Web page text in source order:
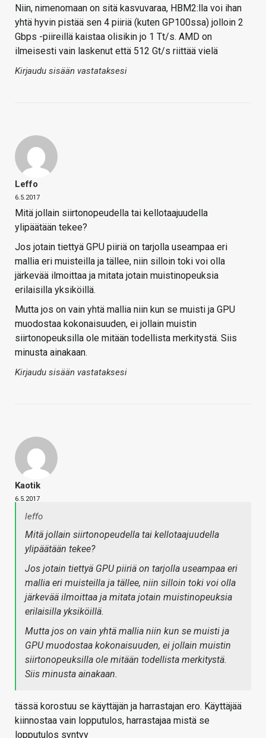
Niin, nimenomaan on sitä kasvuvaraa, HBM2:lla voi ihan
yhtä hyvin pistää sen 4 piiriä (kuten GP100ssa) jolloin 2
Gbps -piireillä kaistaa olisikin jo 1 Tt/s. AMD on
ilmeisesti vain laskenut että 512 Gt/s riittää vielä
Kirjaudu sisään vastataksesi
Leffo
6.5.2017
Mitä jollain siirtonopeudella tai kellotaajuudella
ylipäätään tekee?
Jos jotain tiettyä GPU piiriä on tarjolla useampaa eri
mallia eri muisteilla ja tällee, niin silloin toki voi olla
järkevää ilmoittaa ja mitata jotain muistinopeuksia
erilaisilla yksiköillä.
Mutta jos on vain yhtä mallia niin kun se muisti ja GPU
muodostaa kokonaisuuden, ei jollain muistin
siirtonopeuksilla ole mitään todellista merkitystä. Siis
minusta ainakaan.
Kirjaudu sisään vastataksesi
Kaotik
6.5.2017
leffo
Mitä jollain siirtonopeudella tai kellotaajuudella
ylipäätään tekee?
Jos jotain tiettyä GPU piiriä on tarjolla useampaa eri
mallia eri muisteilla ja tällee, niin silloin toki voi olla
järkevää ilmoittaa ja mitata jotain muistinopeuksia
erilaisilla yksiköillä.
Mutta jos on vain yhtä mallia niin kun se muisti ja
GPU muodostaa kokonaisuuden, ei jollain muistin
siirtonopeuksilla ole mitään todellista merkitystä.
Siis minusta ainakaan.
tässä korostuu se käyttäjän ja harrastajan ero. Käyttäjää
kiinnostaa vain lopputulos, harrastajaa mistä se
lopputulos syntyy